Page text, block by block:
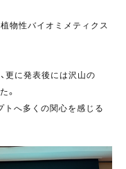
物性バイオミメティクス
更に発表後には沢山の
。
多くの関心を感じる